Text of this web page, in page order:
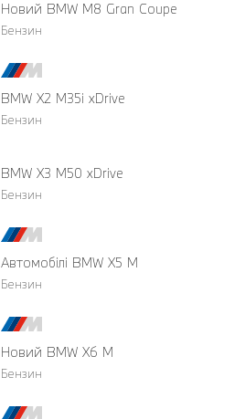
Новий BMW М8 Gran Coupe
Бензин
BMW X2 M35i xDrive
Бензин
BMW X3 M50 xDrive
Бензин
Автомобілі BMW X5 M
Бензин
Новий BMW X6 M
Бензин